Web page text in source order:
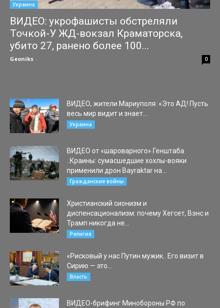
Украина
ВИДЕО: укрофашисты обстреляли
Точкой-У ЖД-вокзал Краматорска,
убито 27, ранено более 100...
Geoniks - 0
ВИДЕО, жители Мариуполя: «Это АД! Пусть
весь мир видит и знает...
Украина
ВИДЕО от «шароварного» Генштаба
..Краины: сумасшедшие хохлы-вояки
применили дрон Bayraktar на...
Гражданские войны
Христианский сионизм и
диспенсационализм: почему Хегсет, Вэнс и
Трамп никогда не...
Религия
«Рисковый у нас Путин мужик.. Его визит в
Сирию — это...
Власть
ВИДЕО-брифинг Минобороны РФ по